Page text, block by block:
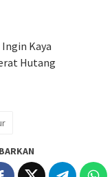
Kaya
Hutang